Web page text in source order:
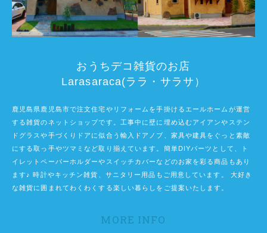
おうちデコ雑貨のお店
Larasaraca(ララ・サラサ）
鹿児島県鹿児島市で注文住宅やリフォームを手掛けるエールホームが運営
する雑貨のネットショップです。工事中に壁に埋め込むアイアンやステン
ドグラスや手づくりドアに似合う輸入ドアノブ、家具や建具をぐっと素敵
にする取っ手やツマミなど取り揃えています。簡単DIYパーツとして、ト
イレットペーパーホルダーやスイッチカバーなどのお家を彩る商品もあり
ます♪ 時計やキッチン雑貨、サニタリー用品もご用意しています。 大好き
な雑貨に囲まれてわくわくする楽しい暮らしをご提案いたします。
MORE INFO